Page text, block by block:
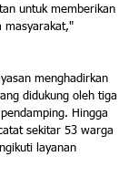
untuk memberikan
masyarakat,"
menghadirkan
didukung oleh tiga
Hingga
sekitar 53 warga
layanan